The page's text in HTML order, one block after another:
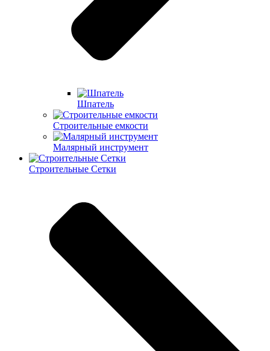
Шпатель
Строительные емкости
Малярный инструмент
Строительные Сетки